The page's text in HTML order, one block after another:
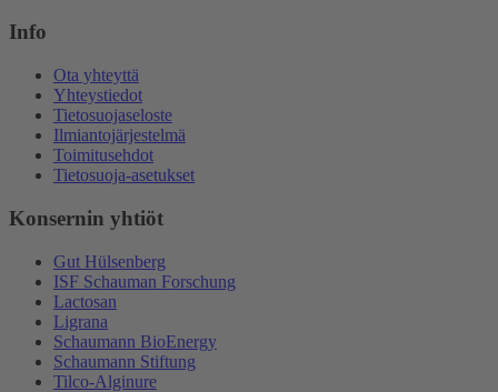
Info
Ota yhteyttä
Yhteystiedot
Tietosuojaseloste
Ilmiantojärjestelmä
Toimitusehdot
Tietosuoja-asetukset
Konsernin yhtiöt
Gut Hülsenberg
ISF Schauman Forschung
Lactosan
Ligrana
Schaumann BioEnergy
Schaumann Stiftung
Tilco-Alginure